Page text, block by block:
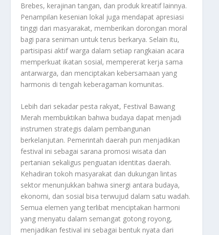
Brebes, kerajinan tangan, dan produk kreatif lainnya.
Penampilan kesenian lokal juga mendapat apresiasi
tinggi dari masyarakat, memberikan dorongan moral
bagi para seniman untuk terus berkarya. Selain itu,
partisipasi aktif warga dalam setiap rangkaian acara
memperkuat ikatan sosial, mempererat kerja sama
antarwarga, dan menciptakan kebersamaan yang
harmonis di tengah keberagaman komunitas.
Lebih dari sekadar pesta rakyat, Festival Bawang
Merah membuktikan bahwa budaya dapat menjadi
instrumen strategis dalam pembangunan
berkelanjutan. Pemerintah daerah pun menjadikan
festival ini sebagai sarana promosi wisata dan
pertanian sekaligus penguatan identitas daerah.
Kehadiran tokoh masyarakat dan dukungan lintas
sektor menunjukkan bahwa sinergi antara budaya,
ekonomi, dan sosial bisa terwujud dalam satu wadah.
Semua elemen yang terlibat menciptakan harmoni
yang menyatu dalam semangat gotong royong,
menjadikan festival ini sebagai bentuk nyata dari